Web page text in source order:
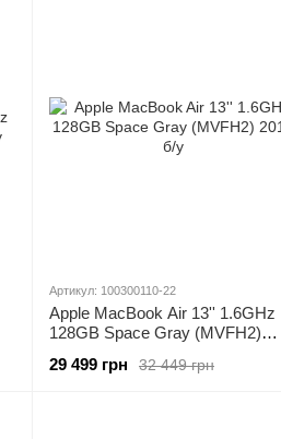
Артикул: 100300110-22
Apple MacBook Air 13'' 1.6GHz
128GB Space Gray (MVFH2)
32 449 грн
29 499 грн